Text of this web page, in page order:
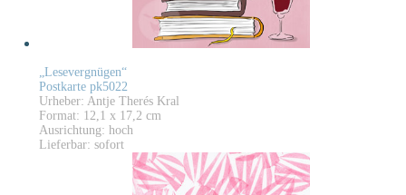
„Lesevergnügen“
Postkarte pk5022
Urheber: Antje Therés Kral
Format: 12,1 x 17,2 cm
Ausrichtung: hoch
Lieferbar: sofort